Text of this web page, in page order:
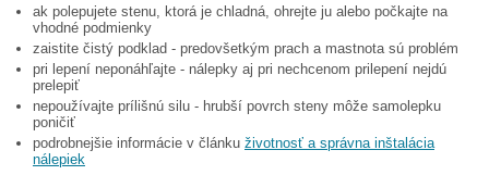
ak polepujete stenu, ktorá je chladná, ohrejte ju alebo počkajte na
vhodné podmienky
zaistite čistý podklad - predovšetkým prach a mastnota sú problém
pri lepení neponáhľajte - nálepky aj pri nechcenom prilepení nejdú
prelepiť
nepoužívajte prílišnú silu - hrubší povrch steny môže samolepku
poničiť
podrobnejšie informácie v článku životnosť a správna inštalácia
nálepiek